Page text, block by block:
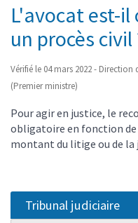
L'avocat est-
un procès civil
Vérifié le 04 mars 2022 -
(Premier ministre)
Pour agir en justice, le
obligatoire en fonction de
montant du litige ou de la
Tribunal judiciaire